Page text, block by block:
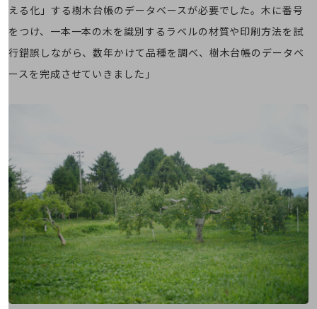
組織
沿革
社長からのご挨拶
会社案内パンフレット
ニュースルーム
ニュースルームTOP
ニュースリリース
地域からの発表
重要なお知らせ
お知らせ
える化」する樹木台帳のデータベースが必要でした。木に番号
をつけ、一本一本の木を識別するラベルの材質や印刷方法を試
行錯誤しながら、数年かけて品種を調べ、樹木台帳のデータベ
ースを完成させていきました」